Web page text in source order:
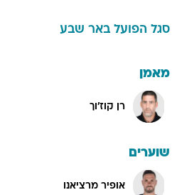
סגל הפועל באר שבע
מאמן
רן קוז'וך
שוערים
אופיר מרציאנו